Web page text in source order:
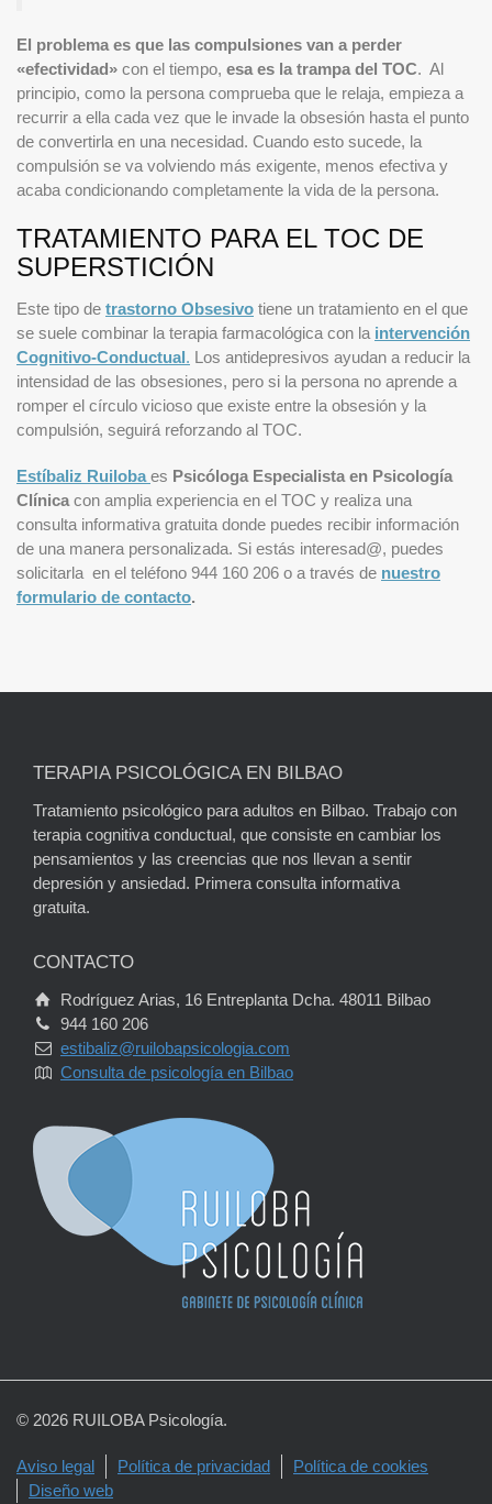
El problema es que las compulsiones van a perder
«efectividad» con el tiempo, esa es la trampa del TOC. Al
principio, como la persona comprueba que le relaja, empieza a
recurrir a ella cada vez que le invade la obsesión hasta el punto
de convertirla en una necesidad. Cuando esto sucede, la
compulsión se va volviendo más exigente, menos efectiva y
acaba condicionando completamente la vida de la persona.
TRATAMIENTO PARA EL TOC DE
SUPERSTICIÓN
Este tipo de trastorno Obsesivo tiene un tratamiento en el que
se suele combinar la terapia farmacológica con la intervención
Cognitivo-Conductual. Los antidepresivos ayudan a reducir la
intensidad de las obsesiones, pero si la persona no aprende a
romper el círculo vicioso que existe entre la obsesión y la
compulsión, seguirá reforzando al TOC.
Estíbaliz Ruiloba es Psicóloga Especialista en Psicología
Clínica con amplia experiencia en el TOC y realiza una
consulta informativa gratuita donde puedes recibir información
de una manera personalizada. Si estás interesad@, puedes
solicitarla en el teléfono 944 160 206 o a través de nuestro
formulario de contacto.
TERAPIA PSICOLÓGICA EN BILBAO
Tratamiento psicológico para adultos en Bilbao. Trabajo con
terapia cognitiva conductual, que consiste en cambiar los
pensamientos y las creencias que nos llevan a sentir
depresión y ansiedad. Primera consulta informativa
gratuita.
CONTACTO
Rodríguez Arias, 16 Entreplanta Dcha. 48011 Bilbao
944 160 206
estibaliz@ruilobapsicologia.com
Consulta de psicología en Bilbao
© 2026 RUILOBA Psicología.
Aviso legal Política de privacidad
Política de cookies
Diseño web